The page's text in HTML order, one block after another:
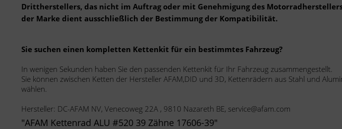
Drittherstellers, das nicht im Auftrag oder mit Genehmigung des
der Marke dient ausschließlich der Bestimmung der Kompatibilität.
Sie suchen einen kompletten Kettenkit für ein bestimmtes Fahrzeug?
In wenigen Sekunden haben Sie den passenden Kettenkit für Ihr Fahrzeug zusammengestellt.
Sie können zwischen Ketten der Hersteller AFAM,DID und 3D, Kettenrädern aus Stahl und
wählen.
Hersteller: DC-AFAM NV, Venecoweg 22A , 9810 Nazareth BE, service@afam.com
"AFAM Kettenrad ALU #520 39 Zähne 17606-39"